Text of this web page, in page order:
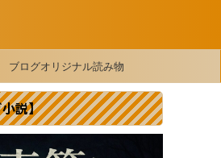
ブログオリジナル読み物
説】